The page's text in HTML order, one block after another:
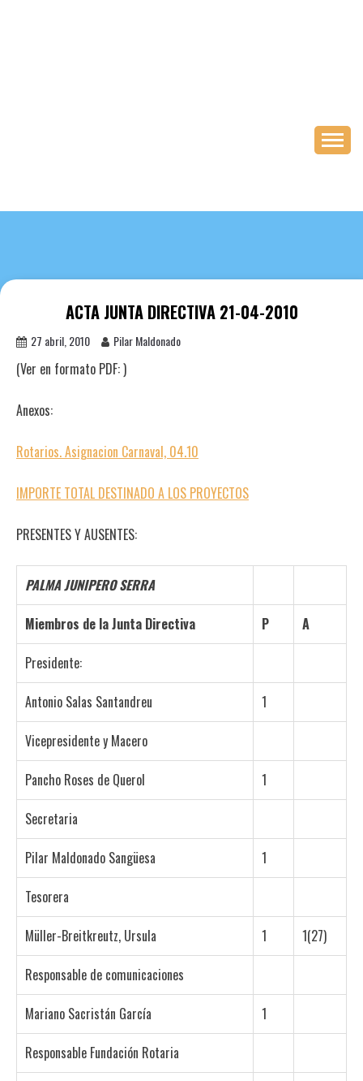
ACTA JUNTA DIRECTIVA 21-04-2010
27 abril, 2010 Pilar Maldonado
(Ver en formato PDF:)
Anexos:
Rotarios. Asignacion Carnaval, 04.10
IMPORTE TOTAL DESTINADO A LOS PROYECTOS
PRESENTES Y AUSENTES:
PALMA JUNIPERO SERRA
Miembros de la Junta Directiva
P
A
Presidente:
Antonio Salas Santandreu
1
Vicepresidente y Macero
Pancho Roses de Querol
1
Secretaria
Pilar Maldonado Sangüesa
1
Tesorera
Müller-Breitkreutz, Ursula
1
1(27)
Responsable de comunicaciones
Mariano Sacristán García
1
Responsable Fundación Rotaria